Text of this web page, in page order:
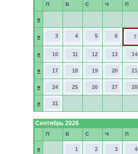
П В С Ч П
»
» 3 4 5 6 7
» 10 11 12 13 14
» 17 18 19 20 21
» 24 25 26 27 28
» 31
Сентябрь 2026
П В С Ч П
» 1 2 3 4